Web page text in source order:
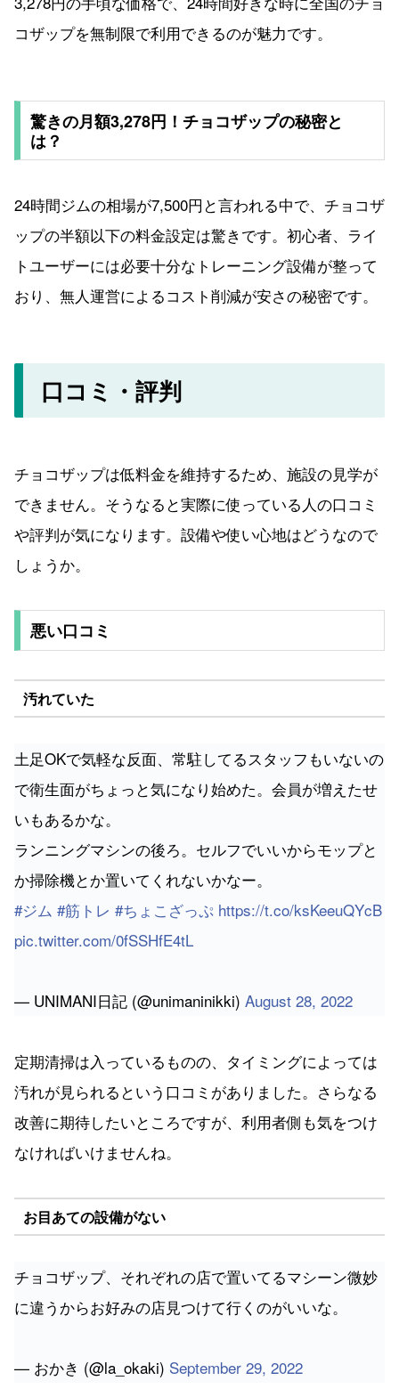
コザップを無制限で利用できるのが魅力です。
驚きの月額3,278円！チョコザップの秘密と
は？
24時間ジムの相場が7,500円と言われる中で、チョコザ
ップの半額以下の料金設定は驚きです。初心者、ライ
トユーザーには必要十分なトレーニング設備が整って
おり、無人運営によるコスト削減が安さの秘密です。
口コミ・評判
チョコザップは低料金を維持するため、施設の見学が
できません。そうなると実際に使っている人の口コミ
や評判が気になります。設備や使い心地はどうなので
しょうか。
悪い口コミ
汚れていた
土足OKで気軽な反面、常駐してるスタッフもいないの
で衛生面がちょっと気になり始めた。会員が増えたせ
いもあるかな。
ランニングマシンの後ろ。セルフでいいからモップと
か掃除機とか置いてくれないかなー。
#ジム #筋トレ #ちょこざっぷ https://t.co/ksKeeuQYcB
pic.twitter.com/0fSSHfE4tL
— UNIMANI日記 (@unimaninikki) August 28, 2022
定期清掃は入っているものの、タイミングによっては
汚れが見られるという口コミがありました。さらなる
改善に期待したいところですが、利用者側も気をつけ
なければいけませんね。
お目あての設備がない
チョコザップ、それぞれの店で置いてるマシーン微妙
に違うからお好みの店見つけて行くのがいいな。
— おかき (@la_okaki) September 29, 2022